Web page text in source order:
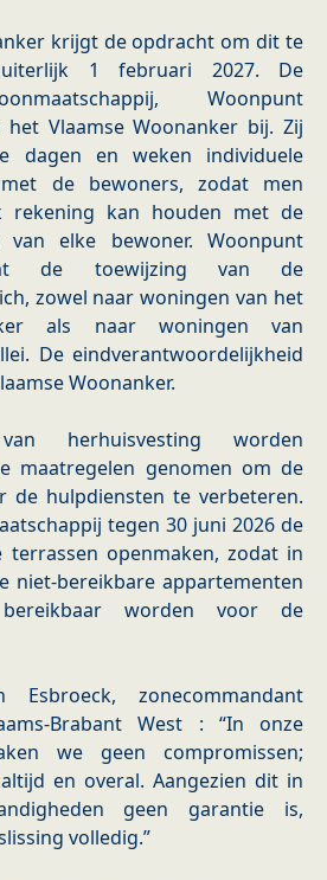
krijgt de opdracht om dit te
1 februari 2027. De
Woonpunt
het Vlaamse Woonanker bij. Zij
dagen en weken individuele
de bewoners, zodat men
rekening kan houden met de
van elke bewoner. Woonpunt
de toewijzing van de
zowel naar woningen van het
als naar woningen van
De eindverantwoordelijkheid
Woonanker.
herhuisvesting worden
maatregelen genomen om de
de hulpdiensten te verbeteren.
tegen 30 juni 2026 de
terrassen openmaken, zodat in
niet-bereikbare appartementen
worden voor de
zonecommandant
Brabant West : “In onze
we geen compromissen;
en overal. Aangezien dit in
geen garantie is,
volledig.”